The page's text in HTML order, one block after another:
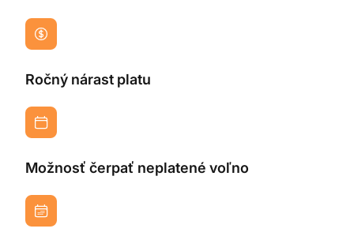
Ročný nárast platu
Možnosť čerpať neplatené voľno